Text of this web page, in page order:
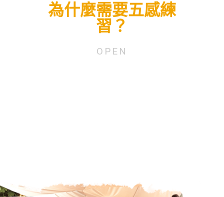
為什麼需要五感練
習？
OPEN
根據衛福部統計資料至2017年第二季，台灣自閉症人口為13684人，以
於女性。 自閉症症狀主要體現於社交與語言溝通，尚包含行為與知覺，
例如：對他人不感興趣、無法以言語表達需求、異常專注於某事物等
等。 由於五感十分敏銳，自閉症的孩子在新環境中會有相當的恐懼。常
會有怕水、怕沙、怕草等等反應，但長期在大自然中活動，透過眼睛看